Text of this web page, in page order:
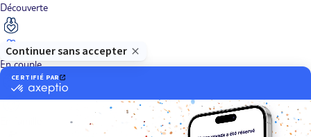
Découverte
En couple